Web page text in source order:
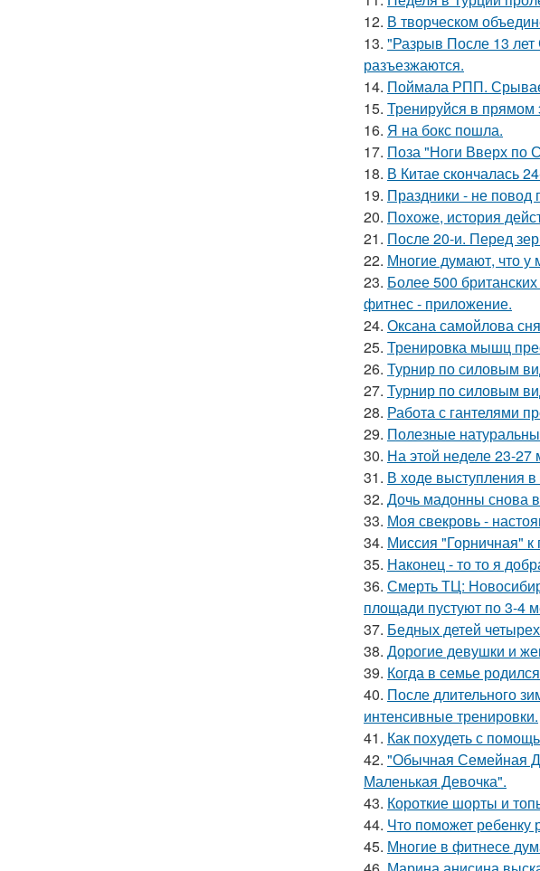
12. В творческом
13. "Разрыв После 13
разъезжаются.
14. Поймала РПП.
15. Тренируйся в прямом
16. Я на бокс пошла.
17. Поза "Ноги Вверх по
18. В Китае скончалась
19. Праздники - не повод
20. Похоже, история
21. После 20-и. Перед
22. Многие думают, что у
23. Более 500
фитнес - приложение.
24. Оксана самойлова
25. Тренировка мышц
26. Турнир по силовым
27. Турнир по силовым
28. Работа с гантелями
29. Полезные
30. На этой неделе 23-27
31. В ходе выступления
32. Дочь мадонны снова
33. Моя свекровь -
34. Миссия "Горничная" к
35. Наконец - то то я
36. Смерть ТЦ:
площади пустуют по 3-4
37. Бедных детей
38. Дорогие девушки и
39. Когда в семье
40. После длительного
интенсивные тренировки.
41. Как похудеть с
42. "Обычная Семейная
Маленькая Девочка".
43. Короткие шорты и
44. Что поможет ребенку
45. Многие в фитнесе